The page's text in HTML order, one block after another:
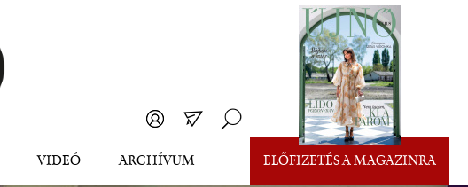
VIDEÓ ARCHÍVUM ELŐFIZETÉS A MAGAZINRA